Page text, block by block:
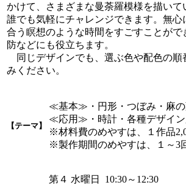
かけて、さまざまな曼荼羅模様を描い
誰でも気軽にチャレンジできます。無
合う瞑想のような時間をすごすことが
防などにも役立ちます。
同じデザインでも、選ぶ色や配色の順
みください。
【テーマ】
≪基本≫・円形・つぼみ・麻の
≪応用≫・時計・各種デザイ
※材料費のめやすは、１作品
※製作期間のめやすは、１～3
第４ 水曜日 10:30～12:30